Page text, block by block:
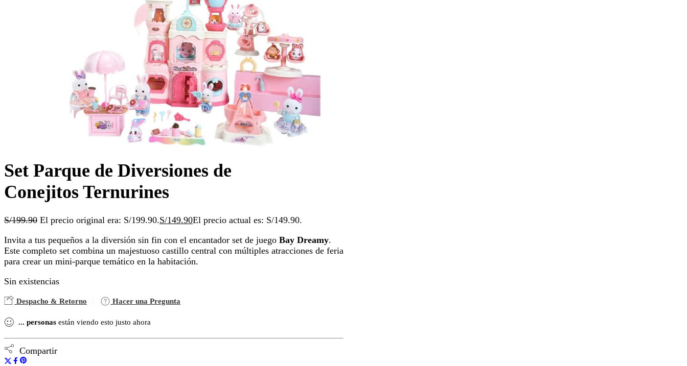
Set Parque de Diversiones de
Conejitos Ternurines
S/199.90 El precio original era: S/199.90.S/149.90El precio actual es: S/149.90.
Invita a tus pequeños a la diversión sin fin con el encantador set de juego Bay Dreamy.
Este completo set combina un majestuoso castillo central con múltiples atracciones de feria
para crear un mini-parque temático en la habitación.
Sin existencias
Despacho & Retorno Hacer una Pregunta
... personas están viendo esto justo ahora
Compartir